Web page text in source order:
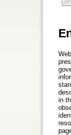
in